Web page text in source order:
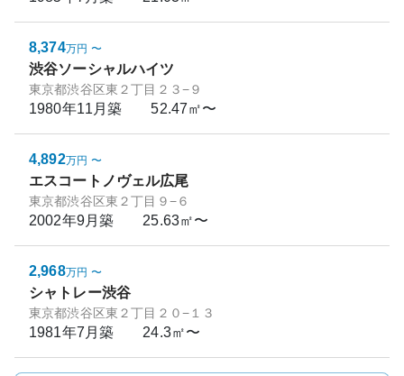
8,374万円 〜
渋谷ソーシャルハイツ
東京都渋谷区東２丁目２３−９
1980年11月築 52.47㎡〜
4,892万円 〜
エスコートノヴェル広尾
東京都渋谷区東２丁目９−６
2002年9月築 25.63㎡〜
2,968万円 〜
シャトレー渋谷
東京都渋谷区東２丁目２０−１３
1981年7月築 24.3㎡〜